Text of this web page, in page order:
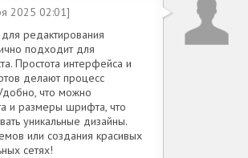
2025 02:01]
редактирования
подходит для
Простота интерфейса и
делают процесс
что можно
и размеры шрифта, что
уникальные дизайны.
или создания красивых
сетях!